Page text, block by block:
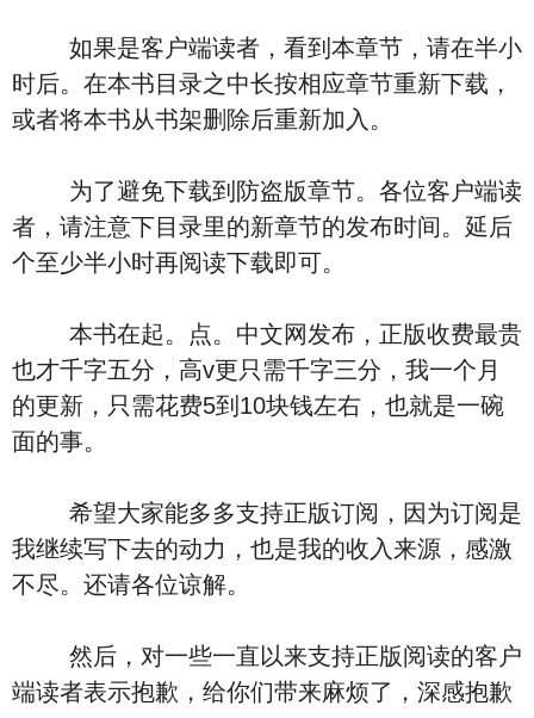
如果是客户端读者，看到本章节，请在半小
时后。在本书目录之中长按相应章节重新下载，
或者将本书从书架删除后重新加入。
为了避免下载到防盗版章节。各位客户端读
者，请注意下目录里的新章节的发布时间。延后
个至少半小时再阅读下载即可。
本书在起。点。中文网发布，正版收费最贵
也才千字五分，高v更只需千字三分，我一个月
的更新，只需花费5到10块钱左右，也就是一碗
面的事。
希望大家能多多支持正版订阅，因为订阅是
我继续写下去的动力，也是我的收入来源，感激
不尽。还请各位谅解。
然后，对一些一直以来支持正版阅读的客户
端读者表示抱歉，给你们带来麻烦了，深感抱歉